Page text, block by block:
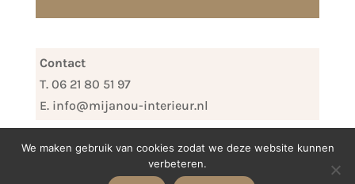
Contact
T. 06 21 80 51 97
E. info@mijanou-interieur.nl
We maken gebruik van cookies zodat we deze website kunnen
verbeteren.